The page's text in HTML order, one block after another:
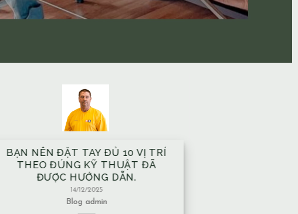
NHÀ XÂY TRÊN MẠCH NƯỚC
NGẦM CÓ ẢNH HƯỞNG GÌ VỀ
MẶT NĂNG LƯỢNG KHÔNG?
13/12/2025
Blogadmin